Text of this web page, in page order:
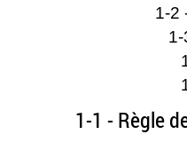
1-2
1-1 - Règle